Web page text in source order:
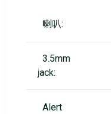
喇叭:
3.5mm
jack:
Alert